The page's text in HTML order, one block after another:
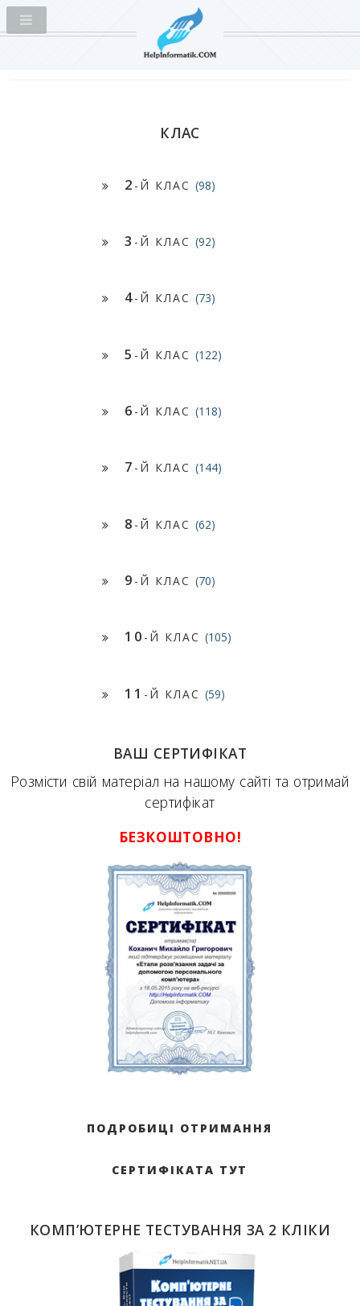
КЛАС
2 -Й КЛАС (98)
3 -Й КЛАС (92)
4-Й КЛАС (73)
5 -Й КЛАС (122)
6 -Й КЛАС (118)
7 -Й КЛАС (144)
8 -Й КЛАС (62)
9 -Й КЛАС (70)
10 -Й КЛАС (105)
11 -Й КЛАС (59)
ВАШ СЕРТИФІКАТ
Розмісти свій матеріал на нашому сайті та отримай
сертифікат
БЕЗКОШТОВНО!
ПОДРОБИЦІ ОТРИМАННЯ
СЕРТИФІКАТА ТУТ
КОМП’ЮТЕРНЕ ТЕСТУВАННЯ ЗА 2 КЛІКИ